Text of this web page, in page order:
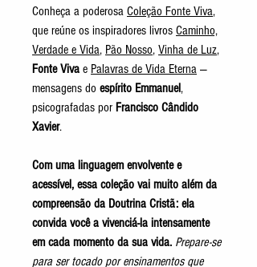
Conheça a poderosa Coleção Fonte Viva,
que reúne os inspiradores livros Caminho,
Verdade e Vida, Pão Nosso, Vinha de Luz,
Fonte Viva e Palavras de Vida Eterna —
mensagens do espírito Emmanuel,
psicografadas por Francisco Cândido
Xavier.
Com uma linguagem envolvente e
acessível, essa coleção vai muito além da
compreensão da Doutrina Cristã: ela
convida você a vivenciá-la intensamente
em cada momento da sua vida. Prepare-se
para ser tocado por ensinamentos que